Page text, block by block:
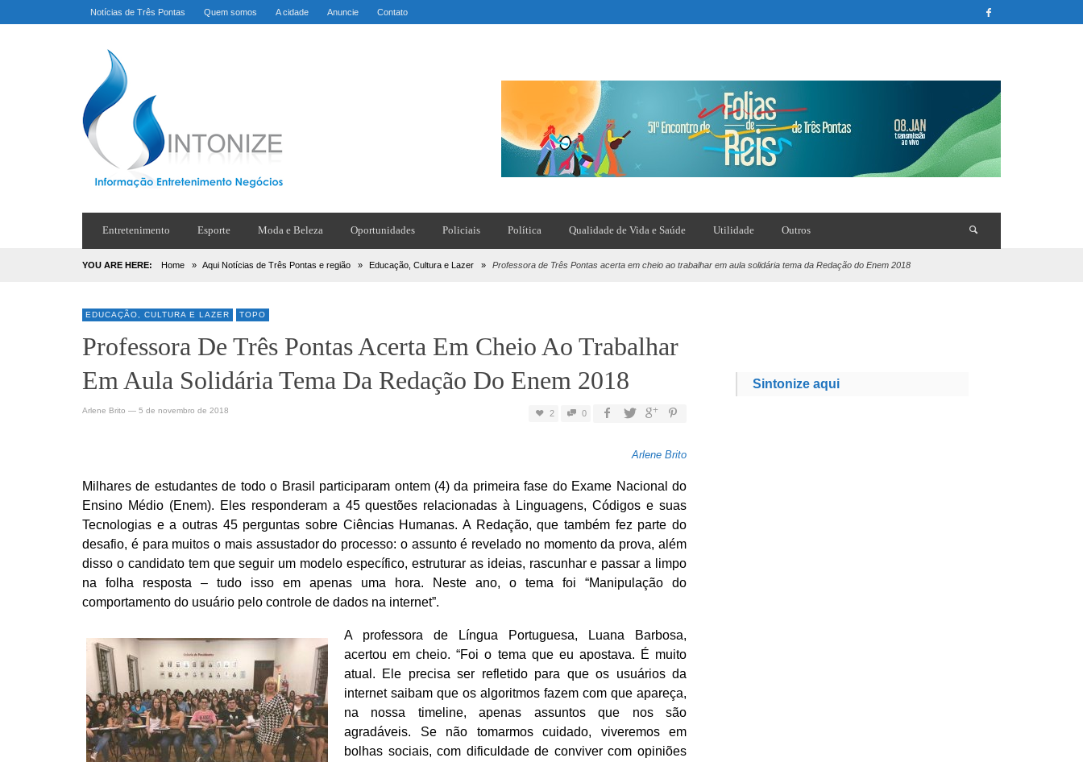
Notícias de Três Pontas Quem somos A cidade Anuncie Contato
Entretenimento Esporte Moda e Beleza Oportunidades Policiais Política Qualidade de Vida e Saúde Utilidade Outros
YOU ARE HERE: Home » Aqui Notícias de Três Pontas e região » Educação, Cultura e Lazer » Professora de Três Pontas acerta em cheio ao trabalhar em aula solidária tema da Redação do Enem 2018
EDUCAÇÃO, CULTURA E LAZER TOPO
Professora De Três Pontas Acerta Em Cheio Ao Trabalhar
Em Aula Solidária Tema Da Redação Do Enem 2018
Arlene Brito — 5 de novembro de 2018 2 0
Arlene Brito
Milhares de estudantes de todo o Brasil participaram ontem (4) da primeira fase do Exame Nacional do
Ensino Médio (Enem). Eles responderam a 45 questões relacionadas à Linguagens, Códigos e suas
Tecnologias e a outras 45 perguntas sobre Ciências Humanas. A Redação, que também fez parte do
desafio, é para muitos o mais assustador do processo: o assunto é revelado no momento da prova, além
disso o candidato tem que seguir um modelo específico, estruturar as ideias, rascunhar e passar a limpo
na folha resposta – tudo isso em apenas uma hora. Neste ano, o tema foi “Manipulação do
comportamento do usuário pelo controle de dados na internet”.
A professora de Língua Portuguesa, Luana Barbosa,
acertou em cheio. “Foi o tema que eu apostava. É muito
atual. Ele precisa ser refletido para que os usuários da
internet saibam que os algoritmos fazem com que apareça,
na nossa timeline, apenas assuntos que nos são
agradáveis. Se não tomarmos cuidado, viveremos em
bolhas sociais, com dificuldade de conviver com opiniões
Sintonize aqui